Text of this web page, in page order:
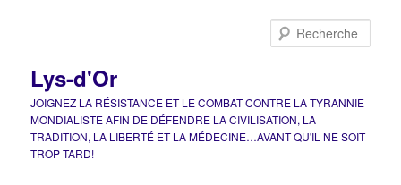
Lys-d'Or
JOIGNEZ LA RÉSISTANCE ET LE COMBAT CONTRE LA TYRANNIE
MONDIALISTE AFIN DE DÉFENDRE LA CIVILISATION, LA
TRADITION, LA LIBERTÉ ET LA MÉDECINE…AVANT QU'IL NE SOIT
TROP TARD!